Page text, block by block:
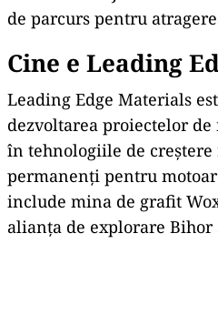
zăcăminte masive
Kurt Budge, CEO al
indică o mineralizare pe
oferind o bază solidă
zonei arată
Cavnic, Suior și Roșia
Feldioara subliniază
uraniu pentru obiectivele